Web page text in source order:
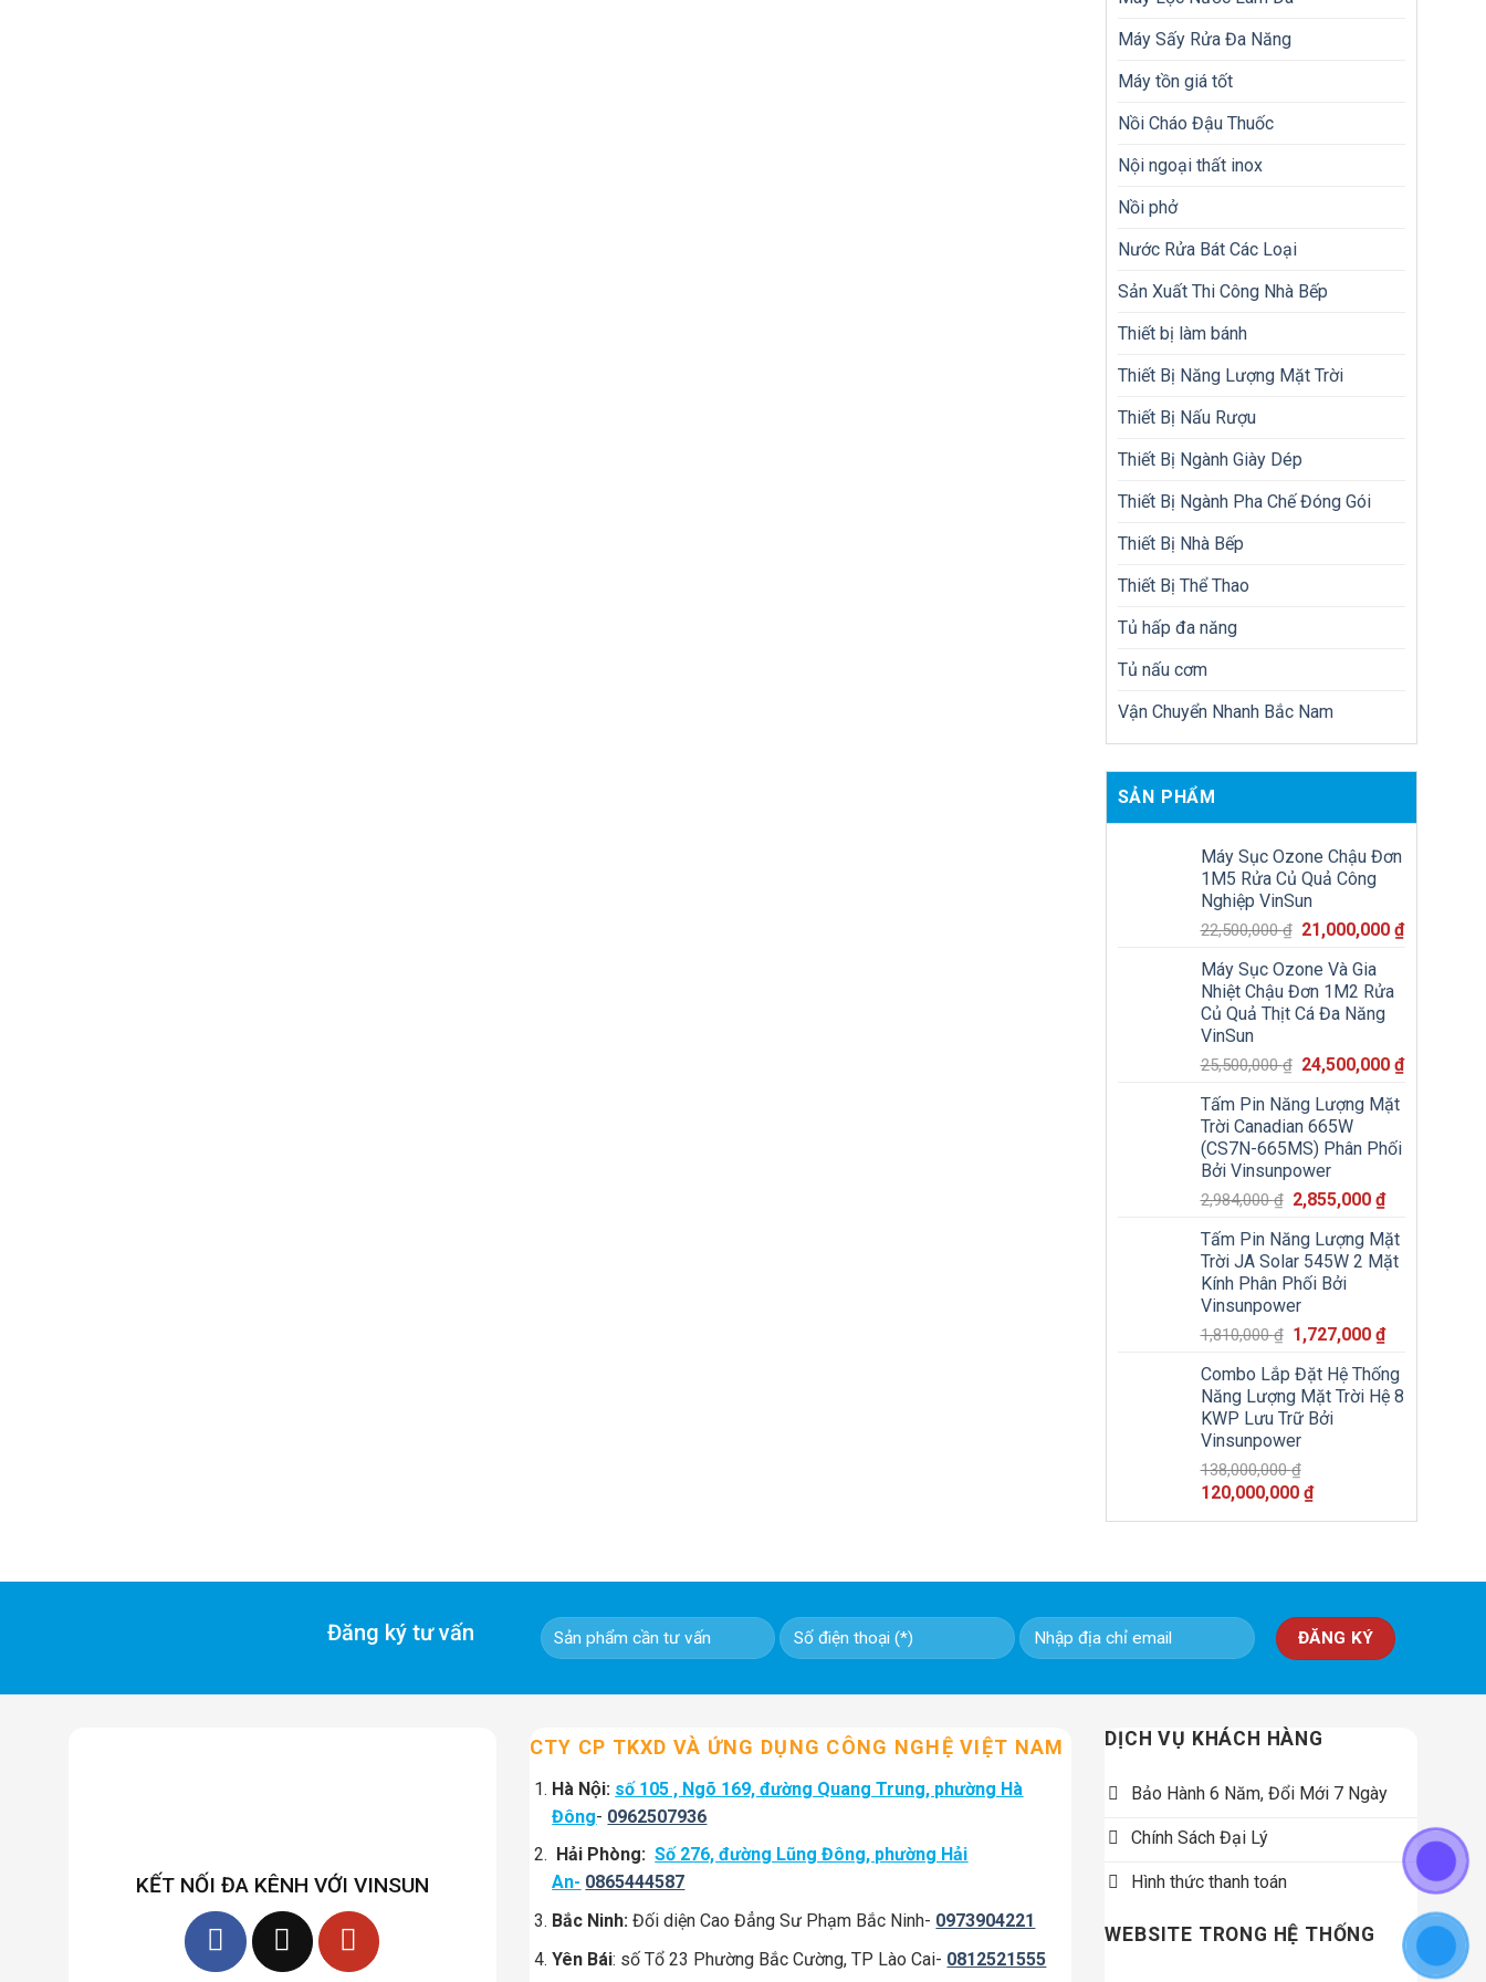
Máy Sấy Rửa Đa Năng
Máy tồn giá tốt
Nồi Cháo Đậu Thuốc
Nội ngoại thất inox
Nồi phở
Nước Rửa Bát Các Loại
Sản Xuất Thi Công Nhà Bếp
Thiết bị làm bánh
Thiết Bị Năng Lượng Mặt Trời
Thiết Bị Nấu Rượu
Thiết Bị Ngành Giày Dép
Thiết Bị Ngành Pha Chế Đóng Gói
Thiết Bị Nhà Bếp
Thiết Bị Thể Thao
Tủ hấp đa năng
Tủ nấu cơm
Vận Chuyển Nhanh Bắc Nam
SẢN PHẨM
Máy Sục Ozone Chậu Đơn
1M5 Rửa Củ Quả Công
Nghiệp VinSun
22,500,000₫ Giá
là:
22,500,000 ₫.
21,000,000₫Giá
Máy Sục Ozone Và Gia
Nhiệt Chậu Đơn 1M2 Rửa
Củ Quả Thịt Cá Đa Năng
VinSun
25,500,000₫ Giá
là:
25,500,000 ₫.
24,500,000₫Giá
Tấm Pin Năng Lượng Mặt
Trời Canadian 665W
(CS7N-665MS) Phân Phối
Bởi Vinsunpower
2,984,000₫ Giá
là:
2,984,000 ₫.
2,855,000₫Giá
tại
là:
Tấm Pin Năng Lượng Mặt
Trời JA Solar 545W 2 Mặt
Kính Phân Phối Bởi
Vinsunpower
1,810,000₫ Giá
là:
1,810,000 ₫.
1,727,000₫Giá
tại
là:
Combo Lắp Đặt Hệ Thống
Năng Lượng Mặt Trời Hệ 8
KWP Lưu Trữ Bởi
Vinsunpower
138,000,000₫
Giá
120,000,000 ₫Giá
120,000,000 ₫.
Đăng ký tư vấn
KẾT NỐI ĐA KÊNH VỚI VINSUN
CTY CP TKXD VÀ ỨNG DỤNG CÔNG NGHỆ VIỆT NAM
Hà Nội: số 105 , Ngõ 169, đường Quang Trung, phường Hà
Đông- 0962507936
Hải Phòng:Số 276, đường Lũng Đông, phường Hải
An- 0865444587
Bắc Ninh:Đối diện Cao Đẳng Sư Phạm Bắc Ninh- 0973904221
Yên Bái: số Tổ 23 Phường Bắc Cường, TP Lào Cai- 0812521555
DỊCH VỤ KHÁCH HÀNG
Bảo Hành 6 Năm, Đổi Mới 7 Ngày
Chính Sách Đại Lý
Hình thức thanh toán
WEBSITE TRONG HỆ THỐNG